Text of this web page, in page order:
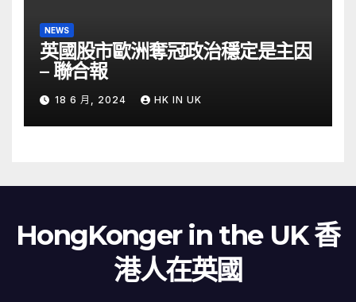
NEWS
英國股市歐洲奪冠政治穩定是主因
– 聯合報
18 6 月, 2024 HK IN UK
HongKonger in the UK 香
港人在英國